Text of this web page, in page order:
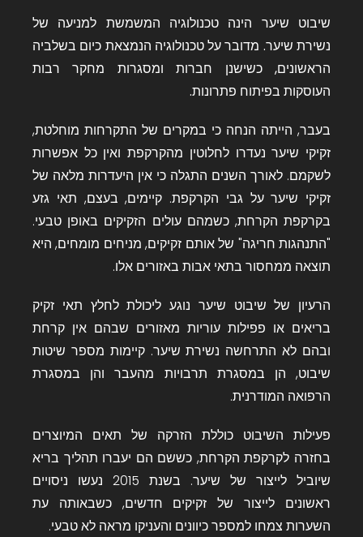
שיבוט שיער הינה טכנולוגיה המשמשת למניעה של
נשירת שיער. מדובר על טכנולוגיה הנמצאת כיום בשלביה
הראשונים, כשישנן חברות ומסגרות מחקר רבות
העוסקות בפיתוח פתרונות.
בעבר, הייתה הנחה כי במקרים של התקרחות מוחלטת,
זקיקי שיער נעדרו לחלוטין מהקרקפת ואין כל אפשרות
לשקמם. לאורך השנים התגלה כי אין היעדרות מלאה של
זקיקי שיער על גבי הקרקפת. קיימים, בעצם, תאי גזע
בקרקפת הקרחת, כשמהם עולים הזקיקים באופן טבעי.
"התנהגות חריגה" של אותם זקיקים, מניחים מומחים, היא
תוצאה ממחסור בתאי אבות באזורים אלו.
הרעיון של שיבוט שיער נוגע ליכולת לחלץ תאי זקיק
בריאים או פפילות עוריות מאזורים שבהם אין קרחת
ובהם לא התרחשה נשירת שיער. קיימות מספר שיטות
שיבוט, הן במסגרת תרבויות מהעבר והן במסגרת
הרפואה המודרנית.
פעילות השיבוט כוללת הזרקה של תאים המיוצרים
בחזרה לקרקפת הקרחת, כששם הם יעברו תהליך בריא
שיוביל לייצור של שיער. בשנת 2015 נעשו ניסויים
ראשונים לייצור של זקיקים חדשים, כשבאותה עת
השערות צמחו למספר כיוונים והעניקו מראה לא טבעי.